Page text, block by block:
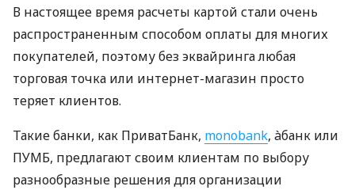
В настоящее время расчеты картой стали очень
распространенным способом оплаты для многих
покупателей, поэтому без эквайринга любая
торговая точка или интернет-магазин просто
теряет клиентов.
Такие банки, как ПриватБанк, monobank, àбанк или
ПУМБ, предлагают своим клиентам по выбору
разнообразные решения для организации